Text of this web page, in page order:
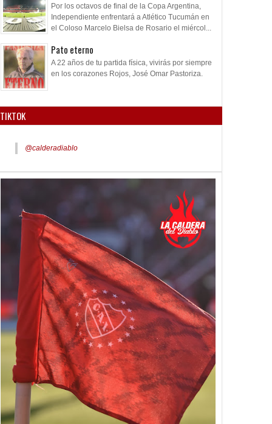
Por los octavos de final de la Copa Argentina,
Independiente enfrentará a Atlético Tucumán en
el Coloso Marcelo Bielsa de Rosario el miércol...
Pato eterno
A 22 años de tu partida física, vivirás por siempre
en los corazones Rojos, José Omar Pastoriza.
TIKTOK
@calderadiablo